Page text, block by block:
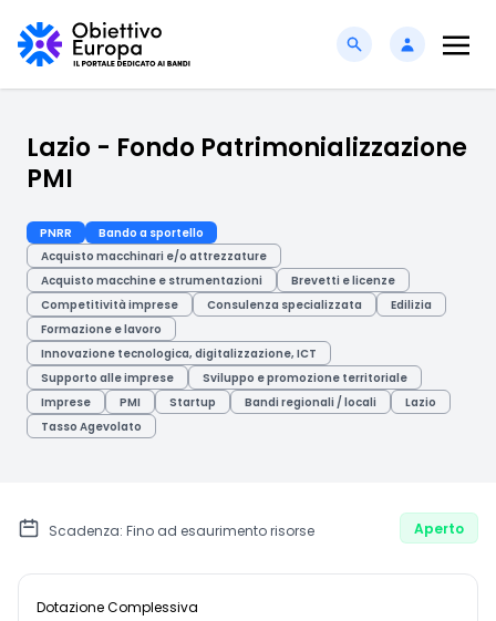
Lazio - Fondo Patrimonializzazione
PMI
PNRR
Bando a sportello
Acquisto macchinari e/o attrezzature
Acquisto macchine e strumentazioni
Brevetti e licenze
Competitività imprese
Consulenza specializzata
Edilizia
Formazione e lavoro
Innovazione tecnologica, digitalizzazione, ICT
Supporto alle imprese
Sviluppo e promozione territoriale
Imprese
PMI Startup Bandi regionali / locali
Lazio
Tasso Agevolato
Scadenza: Fino ad esaurimento risorse Aperto
Dotazione Complessiva